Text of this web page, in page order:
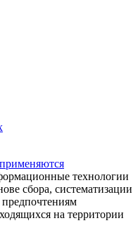
применяются
технологии
сбора, систематизации
на территории